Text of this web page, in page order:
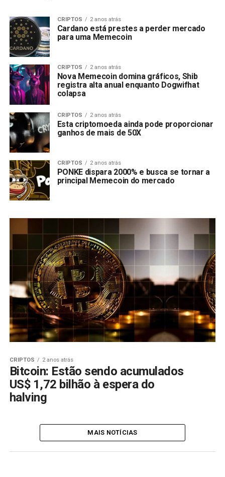
CRIPTOS 2 anos atrás
Cardano está prestes a perder mercado
para uma Memecoin
CRIPTOS 2 anos atrás
Nova Memecoin domina gráficos, Shib
registra alta anual enquanto Dogwifhat
colapsa
CRIPTOS 2 anos atrás
Esta criptomoeda ainda pode proporcionar
ganhos de mais de 50X
CRIPTOS 2 anos atrás
PONKE dispara 2000% e busca se tornar a
principal Memecoin do mercado
CRIPTOS 2 anos atrás
Bitcoin: Estão sendo acumulados
US$ 1,72 bilhão à espera do
halving
MAIS NOTÍCIAS